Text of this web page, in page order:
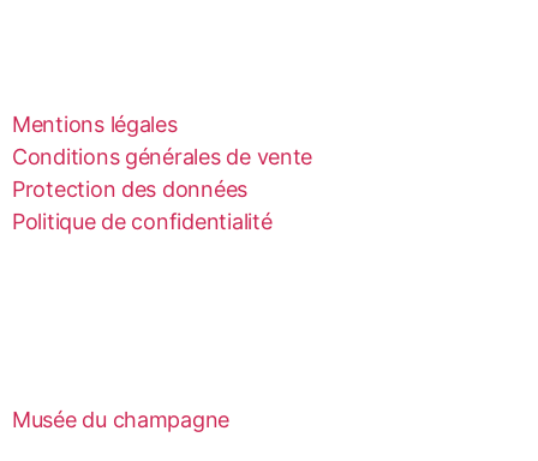
Mentions légales
Conditions générales de vente
Protection des données
Politique de confidentialité
Musée du champagne